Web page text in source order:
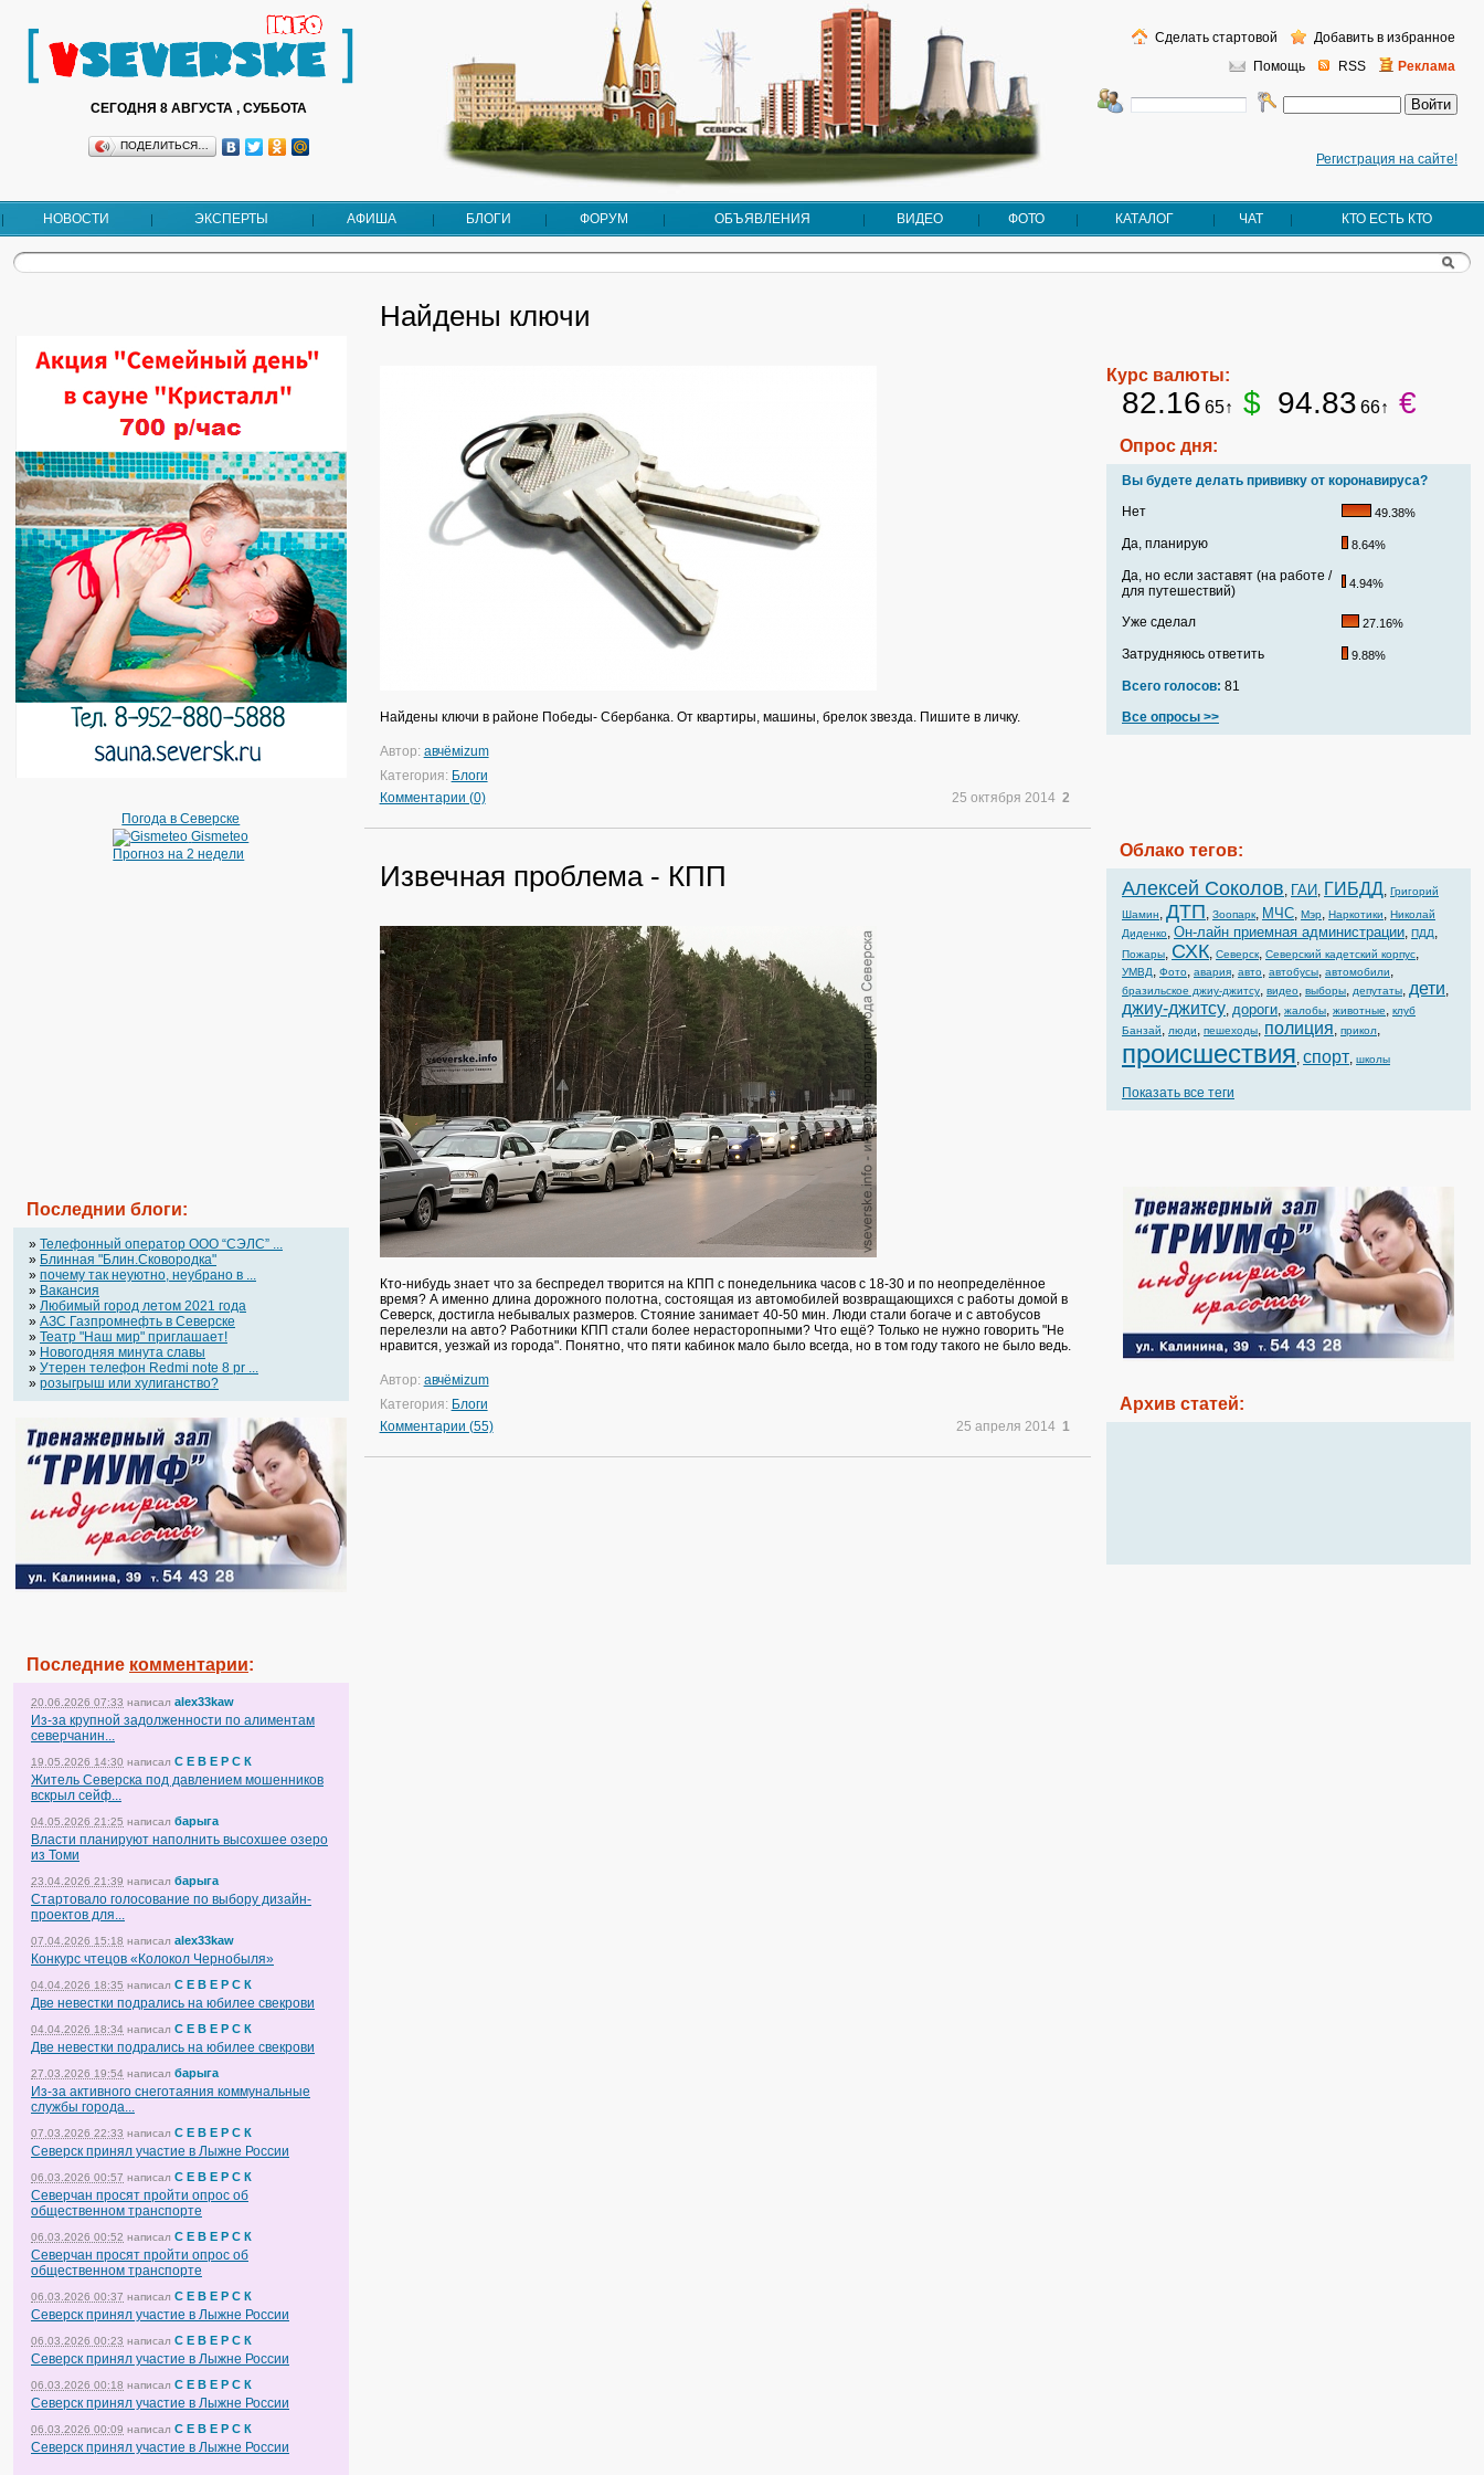
СЕГОДНЯ 8 АВГУСТА , СУББОТА
ПОДЕЛИТЬСЯ…
Регистрация на сайте!
Помощь RSS Реклама
Сделать стартовой Добавить в избранное
НОВОСТИ ЭКСПЕРТЫ АФИША БЛОГИ ФОРУМ ОБЪЯВЛЕНИЯ ВИДЕО ФОТО КАТАЛОГ ЧАТ КТО ЕСТЬ КТО
Погода в Северске
Gismeteo
Прогноз на 2 недели
Последнии блоги:
» Телефонный оператор OOO “СЭЛС” ...
» Блинная "Блин.Сковородка"
» почему так неуютно, неубрано в ...
» Вакансия
» Любимый город летом 2021 года
» АЗС Газпромнефть в Северске
» Театр "Наш мир" приглашает!
» Новогодняя минута славы
» Утерен телефон Redmi note 8 pr ...
» розыгрыш или хулиганство?
Последние комментарии:
20.06.2026 07:33 написал alex33kaw
Из-за крупной задолженности по алиментам
северчанин...
19.05.2026 14:30 написал С Е В Е Р С К
Житель Северска под давлением мошенников
вскрыл сейф...
04.05.2026 21:25 написал барыга
Власти планируют наполнить высохшее озеро
из Томи
23.04.2026 21:39 написал барыга
Стартовало голосование по выбору дизайн-
проектов для...
07.04.2026 15:18 написал alex33kaw
Конкурс чтецов «Колокол Чернобыля»
04.04.2026 18:35 написал С Е В Е Р С К
Две невестки подрались на юбилее свекрови
04.04.2026 18:34 написал С Е В Е Р С К
Две невестки подрались на юбилее свекрови
27.03.2026 19:54 написал барыга
Из-за активного снеготаяния коммунальные
службы города...
07.03.2026 22:33 написал С Е В Е Р С К
Северск принял участие в Лыжне России
06.03.2026 00:57 написал С Е В Е Р С К
Северчан просят пройти опрос об
общественном транспорте
06.03.2026 00:52 написал С Е В Е Р С К
Северчан просят пройти опрос об
общественном транспорте
06.03.2026 00:37 написал С Е В Е Р С К
Северск принял участие в Лыжне России
06.03.2026 00:23 написал С Е В Е Р С К
Северск принял участие в Лыжне России
06.03.2026 00:18 написал С Е В Е Р С К
Северск принял участие в Лыжне России
06.03.2026 00:09 написал С Е В Е Р С К
Северск принял участие в Лыжне России
Найдены ключи
Найдены ключи в районе Победы- Сбербанка. От квартиры, машины, брелок звезда. Пишите в личку.
Автор: авчёмizum
Категория: Блоги
Комментарии (0)
25 октября 2014 2
Извечная проблема - КПП
Кто-нибудь знает что за беспредел творится на КПП с понедельника часов с 18-30 и по неопределённое
время? А именно длина дорожного полотна, состоящая из автомобилей возвращающихся с работы домой в
Северск, достигла небывалых размеров. Стояние занимает 40-50 мин. Люди стали богаче и с автобусов
перелезли на авто? Работники КПП стали более нерасторопными? Что ещё? Только не нужно говорить "Не
нравится, уезжай из города". Понятно, что пяти кабинок мало было всегда, но в том году такого не было ведь.
Автор: авчёмizum
Категория: Блоги
Комментарии (55)
25 апреля 2014 1
Курс валюты:
82.16 65↑ $ 94.83 66↑ €
Опрос дня:
Вы будете делать прививку от коронавируса?
Нет
49.38%
Да, планирую 8.64%
Да, но если заставят (на работе /
для путешествий)
4.94%
Уже сделал 27.16%
Затрудняюсь ответить 9.88%
Всего голосов: 81
Все опросы >>
Облако тегов:
Алексей Соколов, ГАИ, ГИБДД, Григорий
Шамин, ДТП, Зоопарк, МЧС, Мэр, Наркотики, Николай
Диденко, Он-лайн приемная администрации, ПДД,
Пожары, СХК, Северск, Северский кадетский корпус,
УМВД, Фото, авария, авто, автобусы, автомобили,
бразильское джиу-джитсу, видео, выборы, депутаты, дети,
джиу-джитсу, дороги, жалобы, животные, клуб
Банзай, люди, пешеходы, полиция, прикол,
происшествия, спорт, школы
Показать все теги
Архив статей: